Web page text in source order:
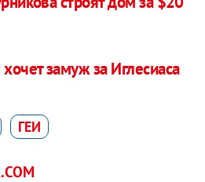
замуж за Иглесиаса
ГЕИ